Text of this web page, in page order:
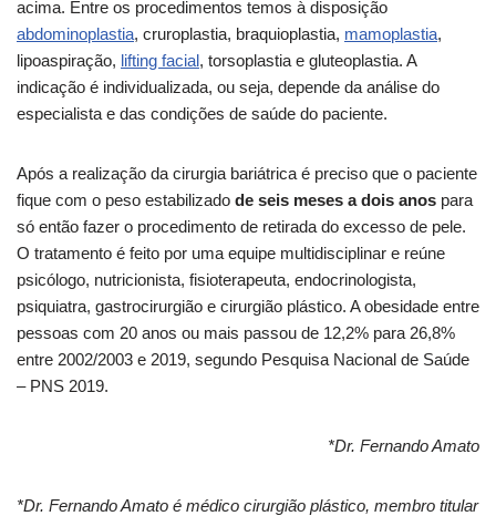
acima. Entre os procedimentos temos à disposição
abdominoplastia, cruroplastia, braquioplastia, mamoplastia,
lipoaspiração, lifting facial, torsoplastia e gluteoplastia. A
indicação é individualizada, ou seja, depende da análise do
especialista e das condições de saúde do paciente.
Após a realização da cirurgia bariátrica é preciso que o paciente
fique com o peso estabilizado de seis meses a dois anos para
só então fazer o procedimento de retirada do excesso de pele.
O tratamento é feito por uma equipe multidisciplinar e reúne
psicólogo, nutricionista, fisioterapeuta, endocrinologista,
psiquiatra, gastrocirurgião e cirurgião plástico. A obesidade entre
pessoas com 20 anos ou mais passou de 12,2% para 26,8%
entre 2002/2003 e 2019, segundo Pesquisa Nacional de Saúde
– PNS 2019.
*Dr. Fernando Amato
*Dr. Fernando Amato é médico cirurgião plástico, membro titular